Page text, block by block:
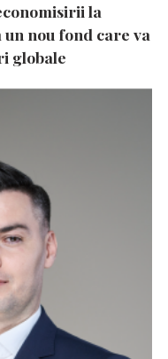
la
nou fond care va
globale